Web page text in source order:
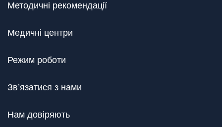
Методичні рекомендації
Медичні центри
Режим роботи
Зв’язатися з нами
Нам довіряють